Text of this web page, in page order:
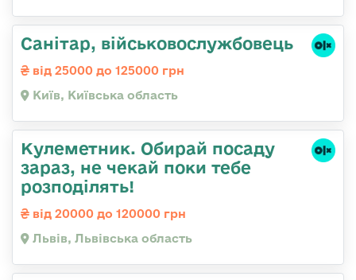
Санітаp, військовослужбовець
від 25000 до 125000 грн
Київ, Київська область
Кулеметник. Обирай посаду
зараз, не чекай поки тебе
розподілять!
від 20000 до 120000 грн
Львів, Львівська область